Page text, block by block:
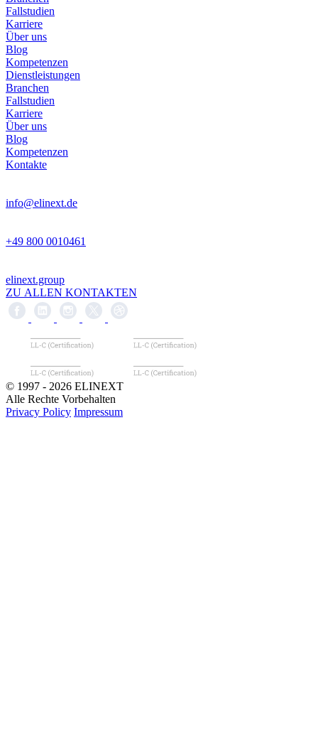
Fallstudien
Karriere
Über uns
Blog
Kompetenzen
Dienstleistungen
Branchen
Fallstudien
Karriere
Über uns
Blog
Kompetenzen
Kontakte
info@elinext.de
+49 800 0010461
elinext.group
ZU ALLEN KONTAKTEN
© 1997 - 2026 ELINEXT
Alle Rechte Vorbehalten
Privacy Policy Impressum